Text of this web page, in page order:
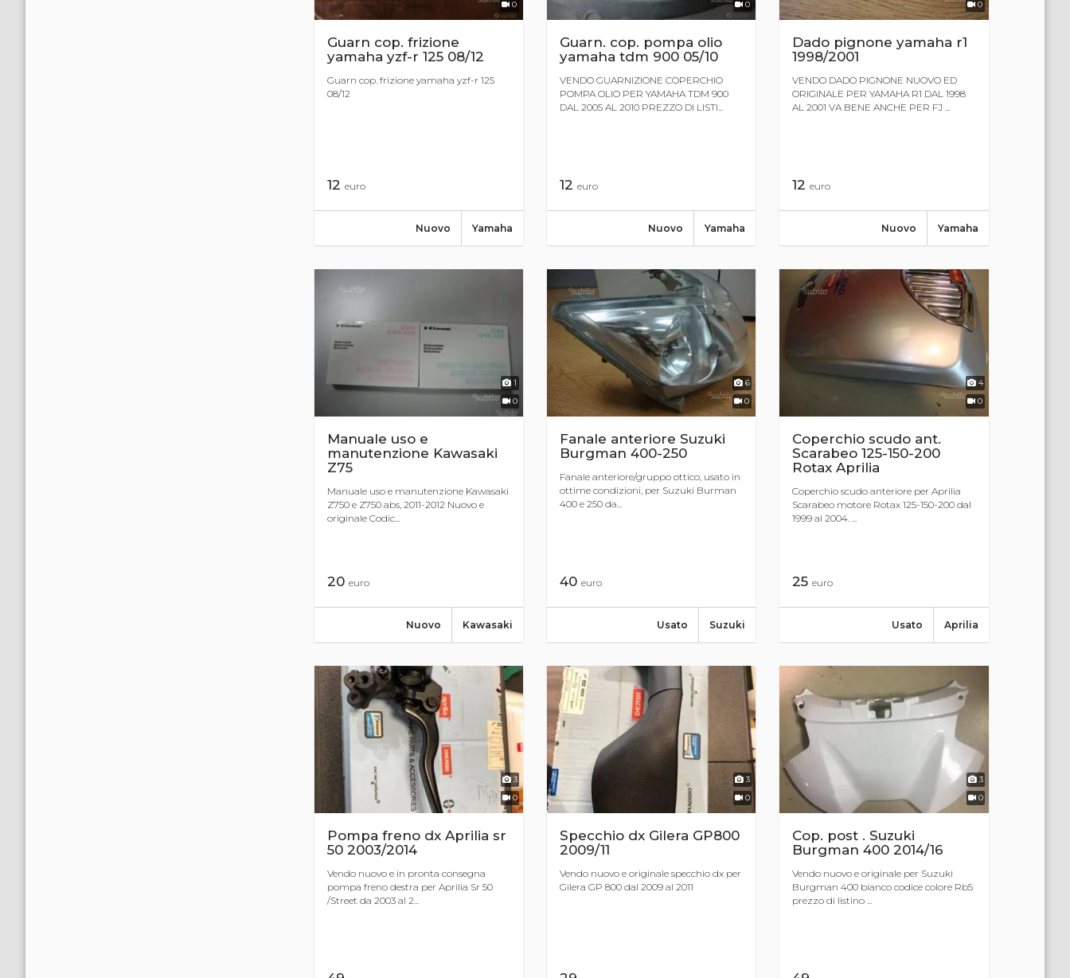
0
Guarn cop. frizione
yamaha yzf-r 125 08/12
Guarn cop. frizione yamaha yzf-r 125
08/12
12 euro
Yamaha
Nuovo
0
Guarn. cop. pompa olio
yamaha tdm 900 05/10
VENDO GUARNIZIONE COPERCHIO
POMPA OLIO PER YAMAHA TDM 900
DAL 2005 AL 2010 PREZZO DI LISTI...
12 euro
Yamaha
Nuovo
0
Dado pignone yamaha r1
1998/2001
VENDO DADO PIGNONE NUOVO ED
ORIGINALE PER YAMAHA R1 DAL 1998
AL 2001 VA BENE ANCHE PER FJ ...
12euro
Yamaha
Nuovo
1
0
Manuale uso e
manutenzione Kawasaki
Z75
Manuale uso e manutenzione Kawasaki
Z750 e Z750 abs, 2011-2012 Nuovo e
originale Codic...
20 euro
Kawasaki
Nuovo
6
0
Fanale anteriore Suzuki
Burgman 400-250
Fanale anteriore/gruppo ottico, usato in
ottime condizioni, per Suzuki Burman
400 e 250 da...
40 euro
Suzuki
Usato
4
0
Coperchio scudo ant.
Scarabeo 125-150-200
Rotax Aprilia
Coperchio scudo anteriore per Aprilia
Scarabeo motore Rotax 125-150-200 dal
1999 al 2004. ...
25euro
Aprilia
Usato
3
0
Pompa freno dx Aprilia sr
50 2003/2014
Vendo nuovo e in pronta consegna
pompa freno destra per Aprilia Sr 50
/Street da 2003 al 2...
3
0
Specchio dx Gilera GP800
2009/11
Vendo nuovo e originale specchio dx per
Gilera GP 800 dal 2009 al 2011
3
0
Cop. post . Suzuki
Burgman 400 2014/16
Vendo nuovo e originale per Suzuki
Burgman 400 bianco codice colore Rb5
prezzo di listino ...